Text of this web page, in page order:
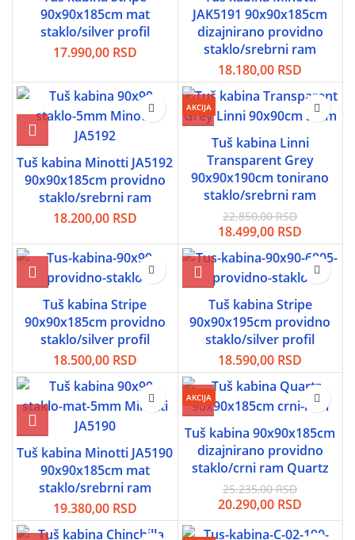
90x90x185cm mat
staklo/silver profil
17.990,00 RSD
JAK5191 90x90x185cm
dizajnirano providno
staklo/srebrni ram
18.180,00 RSD
Tuš kabina Minotti JA5192
90x90x185cm providno
staklo/srebrni ram
18.200,00 RSD
AKCIJA
Tuš kabina Linni
Transparent Grey
90x90x190cm tonirano
staklo/srebrni ram
22.850,00RSD
Originalna
cena
je
bila:
18.499,00 RSD
cena
je:
Tuš kabina Stripe
90x90x185cm providno
staklo/silver profil
18.500,00 RSD
Tuš kabina Stripe
90x90x195cm providno
staklo/silver profil
18.590,00 RSD
Tuš kabina Minotti JA5190
90x90x185cm mat
staklo/srebrni ram
19.380,00 RSD
AKCIJA
Tuš kabina 90x90x185cm
dizajnirano providno
staklo/crni ram Quartz
25.235,00RSD
Originalna
cena
je
20.290,00 RSD
cena
je: